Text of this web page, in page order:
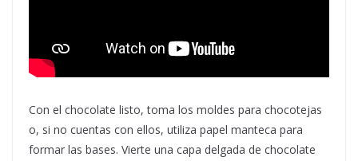
Con el chocolate listo, toma los moldes para chocotejas
o, si no cuentas con ellos, utiliza papel manteca para
formar las bases. Vierte una capa delgada de chocolate